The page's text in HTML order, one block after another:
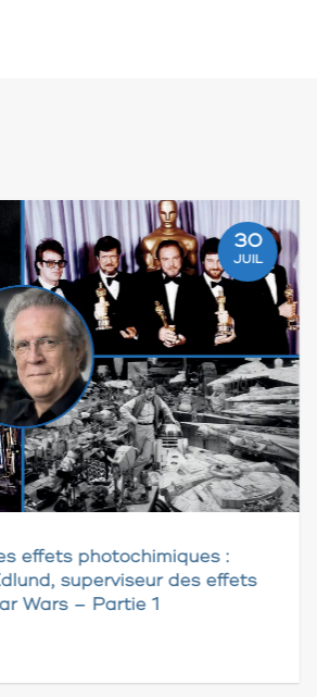
30
JUIL
effets photochimiques :
superviseur des effets
Wars – Partie 1